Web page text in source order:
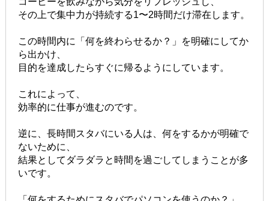
その上で集中力が持続する1〜2時間だけ滞在します。
この時間内に「何を終わらせるか？」を明確にしてか
ら出かけ、
目的を達成したらすぐに帰るようにしています。
これによって、
効率的に仕事が進むのです。
逆に、長時間スタバにいる人は、何をするかが明確で
ないために、
結果としてダラダラと時間を過ごしてしまうことが多
いです。